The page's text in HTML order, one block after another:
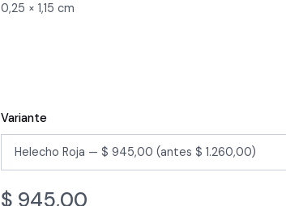
0,25 × 1,15 cm
Variante
$ 945,00